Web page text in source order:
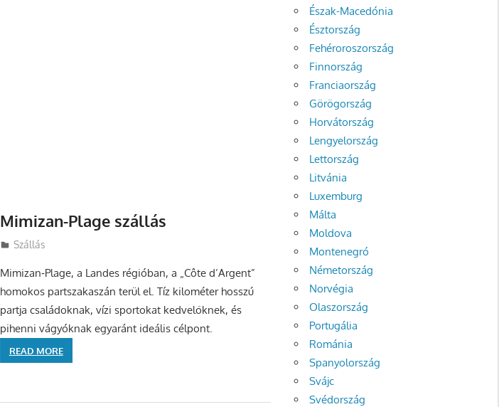
Mimizan-Plage szállás
Utazasok.org
Szállás
Mimizan‑Plage, a Landes régióban, a „Côte d’Argent”
homokos partszakaszán terül el. Tíz kilométer hosszú
partja családoknak, vízi sportokat kedvelőknek, és
pihenni vágyóknak egyaránt ideális célpont.
READ MORE
Észak-Macedónia
Észtország
Fehéroroszország
Finnország
Franciaország
Görögország
Horvátország
Lengyelország
Lettország
Litvánia
Luxemburg
Málta
Moldova
Montenegró
Németország
Norvégia
Olaszország
Portugália
Románia
Spanyolország
Svájc
Svédország